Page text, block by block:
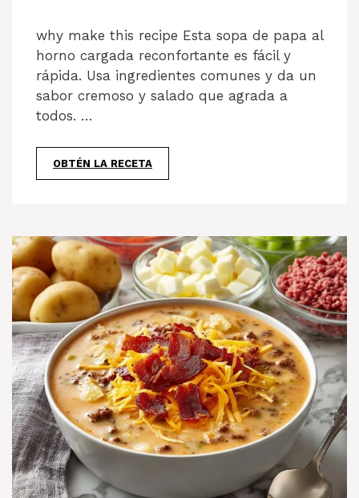
why make this recipe Esta sopa de papa al
horno cargada reconfortante es fácil y
rápida. Usa ingredientes comunes y da un
sabor cremoso y salado que agrada a
todos. …
OBTÉN LA RECETA